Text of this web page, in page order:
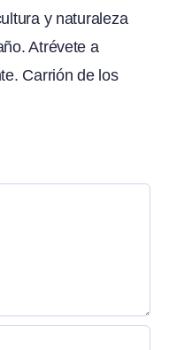
y naturaleza
Atrévete a
Carrión de los